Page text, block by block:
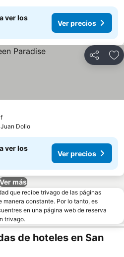
ver los
Ver precios
Compartir
Ver precios
Juan Dolio
ver los
Ver precios
más
que recibe trivago de las páginas
manera constante. Por lo tanto, es
en una página web de reserva
trivago.
de hoteles en San